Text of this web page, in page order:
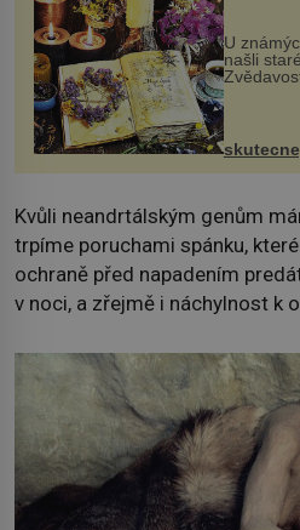
U
našli
jsem si z
na
změnil v
Kvůli neandrtálským genům
trpíme poruchami spánku,
ochraně před napadením
v noci, a zřejmě i náchylnost k